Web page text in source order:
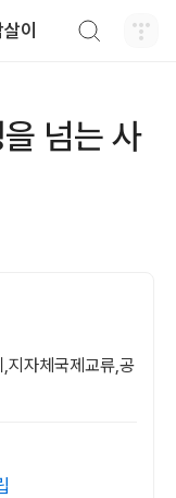
이
넘는 사
지자체국제교류,공